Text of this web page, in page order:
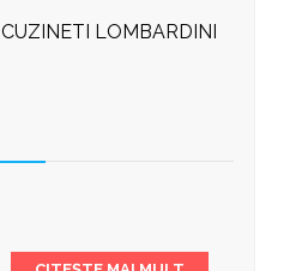
CUZINETI LOMBARDINI